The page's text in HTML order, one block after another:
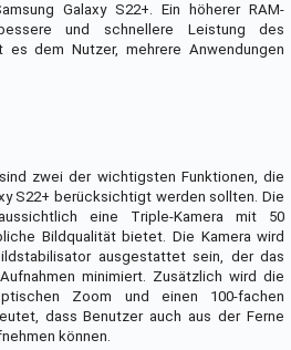
Galaxy S22+. Ein höherer RAM-
und schnellere Leistung des
es dem Nutzer, mehrere Anwendungen
zwei der wichtigsten Funktionen, die
S22+ berücksichtigt werden sollten. Die
eine Triple-Kamera mit 50
Bildqualität bietet. Die Kamera wird
ausgestattet sein, der das
minimiert. Zusätzlich wird die
Zoom und einen 100-fachen
dass Benutzer auch aus der Ferne
können.